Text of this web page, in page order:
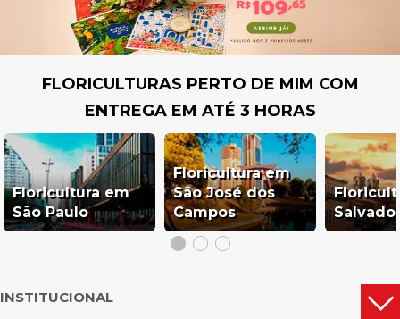
FLORICULTURAS PERTO DE MIM COM
ENTREGA EM ATÉ 3 HORAS
Floricultura em
São Paulo
Floricultura em
São José dos
Campos
INSTITUCIONAL